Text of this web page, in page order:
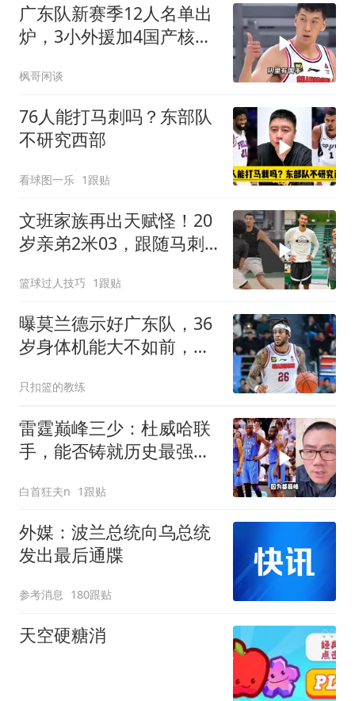
广东队新赛季12人名单出
炉，3小外援加4国产核
枫哥闲谈
76人能打马刺吗？东部队
不研究西部
看球图一乐 1跟贴
文班家族再出天赋怪！20
岁亲弟2米03，跟随马刺
篮球过人技巧 1跟贴
曝莫兰德示好广东队，36
岁身体机能大不如前，宏
只扣篮的教练
雷霆巅峰三少：杜威哈联
手，能否铸就历史最强巨
白首狂夫n 1跟贴
外媒：波兰总统向乌总统
发出最后通牒
参考消息 180跟贴
天空硬糖消